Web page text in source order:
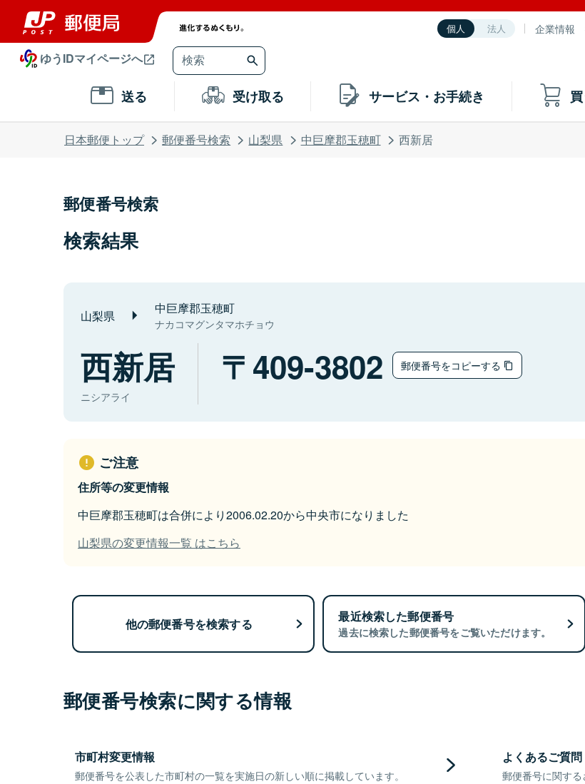
個人 法人 企業情報
ゆうIDマイページへ
送る 受け取る サービス・お手続き
日本郵便トップ 郵便番号検索 山梨県 中巨摩郡玉穂町 西新居
郵便番号検索
検索結果
山梨県 中巨摩郡玉穂町
ナカコマグンタマホチョウ
西新居
ニシアライ
409-3802 郵便番号をコピーする
ご注意
住所等の変更情報
中巨摩郡玉穂町は合併により2006.02.20から中央市になりました
山梨県の変更情報一覧 はこちら
他の郵便番号を検索する 最近検索した郵便番号
過去に検索した郵便番号をご覧いただけます。
郵便番号検索に関する情報
市町村変更情報
郵便番号を公表した市町村の一覧を実施日の新しい順に掲載しています。
よくあるご質
郵便番号に関する